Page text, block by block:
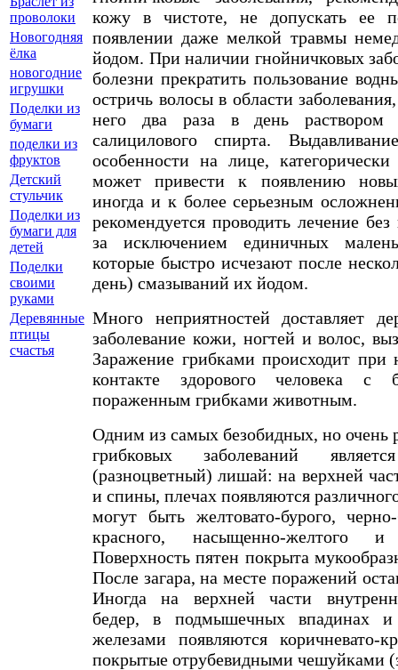
кожу в чистоте, не допускать ее
появлении даже мелкой травмы
йодом. При наличии гнойничковых
болезни прекратить пользование
остричь волосы в области
него два раза в день раствором
салицилового спирта.
особенности на лице, категорически
может привести к появлению
иногда и к более серьезным
рекомендуется проводить лечение без
за исключением единичных
которые быстро исчезают после
день) смазываний их йодом.
Много неприятностей доставляет
заболевание кожи, ногтей и волос,
Заражение грибками происходит при
контакте здорового человека
пораженным грибками животным.
Одним из самых безобидных, но очень
грибковых заболеваний
(разноцветный) лишай: на верхней
и спины, плечах появляются
могут быть желтовато-бурого, черно-
красного, насыщенно-желтого
Поверхность пятен покрыта
После загара, на месте поражений
Иногда на верхней части
бедер, в подмышечных впадинах
железами появляются коричневато-
покрытые отрубевидными чешуйками
проволоки
Новогодняя
ёлка
новогодние
игрушки
Поделки из
бумаги
поделки из
фруктов
Детский
стульчик
Поделки из
бумаги для
детей
Поделки
своими
руками
Деревянные
птицы
счастья